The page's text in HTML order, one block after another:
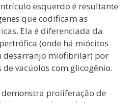
esquerdo é resultante
que codificam as
Ela é diferenciada da
(onde há miócitos
desarranjo miofibrilar) por
vacúolos com glicogênio.
proliferação de